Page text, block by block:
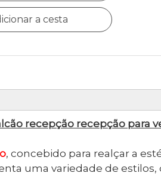
a cesta
recepção recepção para
, concebido para realçar a
uma variedade de estilos,